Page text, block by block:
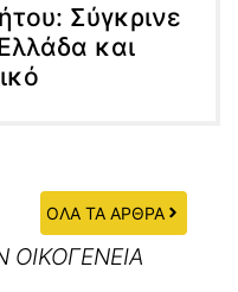
Σύγκρινε
και
ΟΛΑ ΤΑ ΑΡΘΡΑ
ΟΙΚΟΓΕΝΕΙΑ